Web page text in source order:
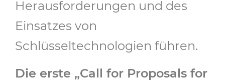
Herausforderungen und des
Einsatzes von
Schlüsseltechnologien führen.
Die erste „Call for Proposals for